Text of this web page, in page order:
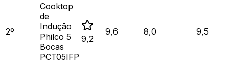
2º
Cooktop
de
Indução
Philco 5
Bocas
PCT05IFP
9,2
9,6 8,0 9,5